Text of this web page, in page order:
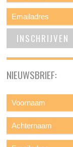
NIEUWSBRIEF: